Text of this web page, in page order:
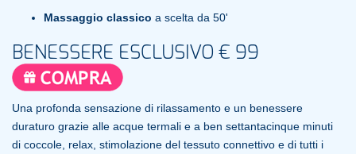
Massaggio classico a scelta da 50'
BENESSERE ESCLUSIVO € 99
Una profonda sensazione di rilassamento e un benessere
duraturo grazie alle acque termali e a ben settantacinque minuti
di coccole, relax, stimolazione del tessuto connettivo e di tutti i